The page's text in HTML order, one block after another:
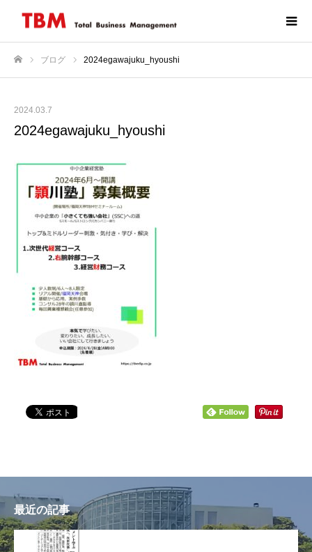
ブログ 2024egawajuku_hyoushi
2024.03.7
2024egawajuku_hyoushi
最近の記事